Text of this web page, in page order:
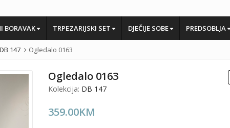
BORAVAK TRPEZARIJSKI SET DJEČIJE SOBE PREDSOBLJA
DB 147 Ogledalo 0163
Ogledalo 0163
Kolekcija: DB 147
359.00KM